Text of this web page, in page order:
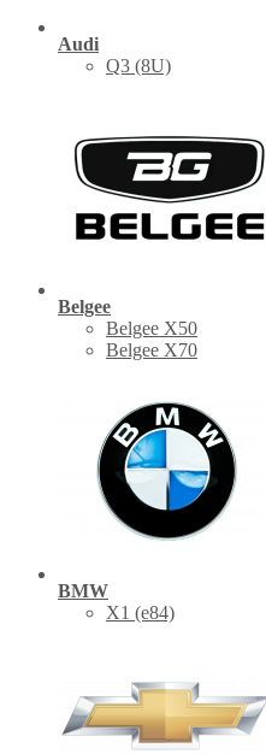
Audi
Q3 (8U)
Belgee
Belgee X50
Belgee X70
BMW
X1 (е84)